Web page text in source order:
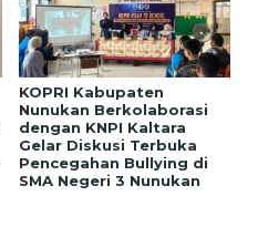
KOPRI Kabupaten
Nunukan Berkolaborasi
dengan KNPI Kaltara
Gelar Diskusi Terbuka
Pencegahan Bullying di
SMA Negeri 3 Nunukan